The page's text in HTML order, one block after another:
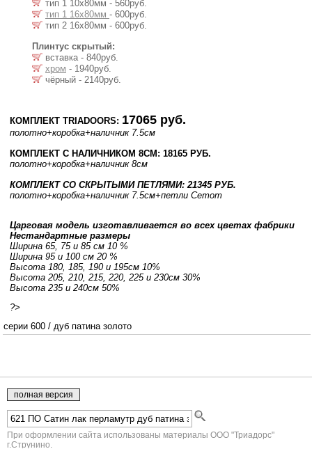
тип 1 10х80мм - 560руб.
тип 1 16х80мм - 600руб.
тип 2 16х80мм - 600руб.
Плинтус скрытый:
вставка - 840руб.
хром - 1940руб.
чёрный - 2140руб.
КОМПЛЕКТ TRIADOORS: 17065 руб.
полотно+коробка+наличник 7.5см
КОМПЛЕКТ С НАЛИЧНИКОМ 8СМ: 18165 РУБ.
полотно+коробка+наличник 8см
КОМПЛЕКТ СО СКРЫТЫМИ ПЕТЛЯМИ: 21345 РУБ.
полотно+коробка+наличник 7.5см+петли Cemom
Царговая модель изготавливается во всех цветах фабрики
Нестандартные размеры
Ширина 65, 75 и 85 см 10 %
Ширина 95 и 100 см 20 %
Высота 180, 185, 190 и 195см 10%
Высота 205, 210, 215, 220, 225 и 230см 30%
Высота 235 и 240см 50%
?>
серии 600 / дуб патина золото
При оформлении сайта использованы материалы ООО "Триадорс"
г.Струнино.